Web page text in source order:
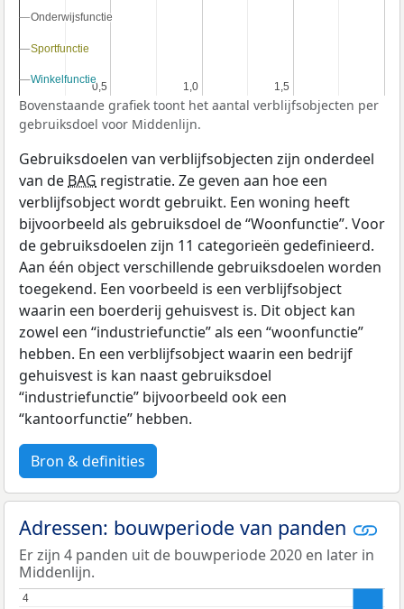
0,5
0,5 1,0
1,0 1,5
1,5
Onderwijsfunctie
Onderwijsfunctie
Sportfunctie
Sportfunctie
Winkelfunctie
Winkelfunctie
Bovenstaande grafiek toont het aantal verblijfsobjecten per
gebruiksdoel voor Middenlijn.
Gebruiksdoelen van verblijfsobjecten zijn onderdeel
van de BAG registratie. Ze geven aan hoe een
verblijfsobject wordt gebruikt. Een woning heeft
bijvoorbeeld als gebruiksdoel de “Woonfunctie”. Voor
de gebruiksdoelen zijn 11 categorieën gedefinieerd.
Aan één object verschillende gebruiksdoelen worden
toegekend. Een voorbeeld is een verblijfsobject
waarin een boerderij gehuisvest is. Dit object kan
zowel een “industriefunctie” als een “woonfunctie”
hebben. En een verblijfsobject waarin een bedrijf
gehuisvest is kan naast gebruiksdoel
“industriefunctie” bijvoorbeeld ook een
“kantoorfunctie” hebben.
Bron & definities
Adressen: bouwperiode van panden
Er zijn 4 panden uit de bouwperiode 2020 en later in
Middenlijn.
4
4